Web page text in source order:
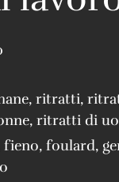
, ritratti,
, ritratti di
fieno, foulard,